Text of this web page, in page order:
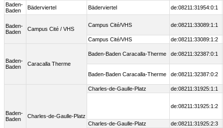
Baden-
Baden
Bäderviertel Bäderviertel de:08211:31954:0:1
Baden-
Baden
Campus Cité / VHS
Campus Cité/VHS de:08211:33089:1:1
Campus Cité/VHS de:08211:33089:1:2
Baden-
Baden
Caracalla Therme
Baden-Baden Caracalla-Therme de:08211:32387:0:1
Baden-Baden Caracalla-Therme de:08211:32387:0:2
Baden-
Baden
Charles-de-Gaulle-Platz
Charles-de-Gaulle-Platz de:08211:31925:1:1
de:08211:31925:1:2
Charles-de-Gaulle-Platz de:08211:31925:2:3